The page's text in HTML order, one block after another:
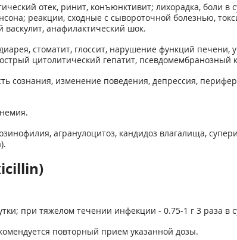
отек, ринит, конъюнктивит; лихорадка, боли в
реакции, сходные с сывороточной болезнью,
анафилактический шок.
стоматит, глоссит, нарушение функций
цитолитический гепатит, псевдомембранозный
сознания, изменение поведения, депрессия,
агранулоцитоз, кандидоз влагалища,
при тяжелом течении инфекции - 0.75-1 г 3 раза в
повторный прием указанной дозы.